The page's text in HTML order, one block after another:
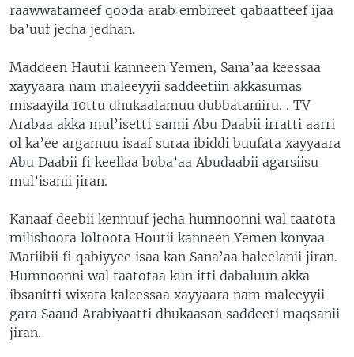
raawwatameef qooda arab embireet qabaatteef ijaa
ba’uuf jecha jedhan.
Maddeen Hautii kanneen Yemen, Sana’aa keessaa
xayyaara nam maleeyyii saddeetiin akkasumas
misaayila 10ttu dhukaafamuu dubbataniiru. . TV
Arabaa akka mul’isetti samii Abu Daabii irratti aarri
ol ka’ee argamuu isaaf suraa ibiddi buufata xayyaara
Abu Daabii fi keellaa boba’aa Abudaabii agarsiisu
mul’isanii jiran.
Kanaaf deebii kennuuf jecha humnoonni wal taatota
milishoota loltoota Houtii kanneen Yemen konyaa
Mariibii fi qabiyyee isaa kan Sana’aa haleelanii jiran.
Humnoonni wal taatotaa kun itti dabaluun akka
ibsanitti wixata kaleessaa xayyaara nam maleeyyii
gara Saaud Arabiyaatti dhukaasan saddeeti maqsanii
jiran.